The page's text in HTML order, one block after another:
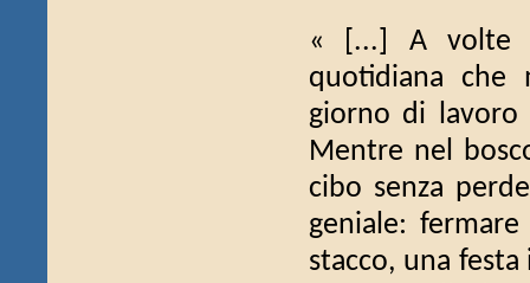
« [...] A volte
quotidiana che
giorno di lavoro
Mentre nel
cibo senza
geniale:
stacco, una